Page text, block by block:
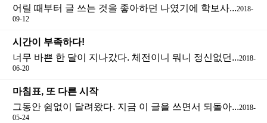
어릴 때부터 글 쓰는 것을 좋아하던 나였기에 학보사...2018-
09-12
시간이 부족하다!
너무 바쁜 한 달이 지나갔다. 체전이니 뭐니 정신없던...2018-
06-20
마침표, 또 다른 시작
그동안 쉼없이 달려왔다. 지금 이 글을 쓰면서 되돌아...2018-
05-24